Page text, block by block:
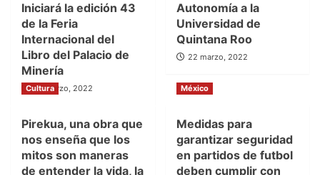
Iniciará la edición 43
de la Feria
Internacional del
Libro del Palacio de
Minería
22 marzo, 2022
Autonomía a la
Universidad de
Quintana Roo
22 marzo, 2022
Cultura
Pirekua, una obra que
nos enseña que los
mitos son maneras
de entender la vida, la
México
Medidas para
garantizar seguridad
en partidos de futbol
deben cumplir con